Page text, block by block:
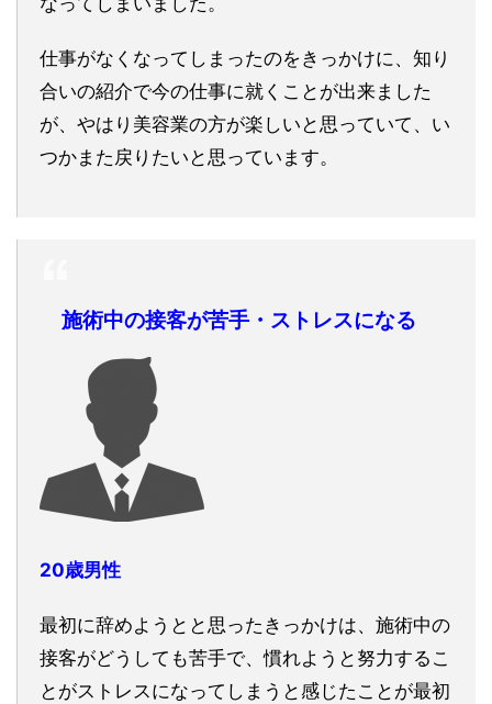
仕事がなくなってしまったのをきっかけに、知り
合いの紹介で今の仕事に就くことが出来ました
が、やはり美容業の方が楽しいと思っていて、い
つかまた戻りたいと思っています。
施術中の接客が苦手・ストレスになる
20歳男性
最初に辞めようとと思ったきっかけは、施術中の
接客がどうしても苦手で、慣れようと努力するこ
とがストレスになってしまうと感じたことが最初